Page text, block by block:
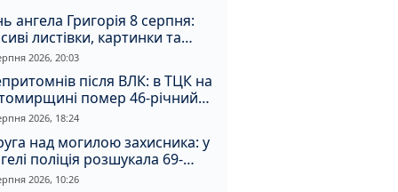
ангела Григорія 8 серпня:
листівки, картинки та
привітання
2026, 20:03
після ВЛК: в ТЦК на
помер 46-річний
2026, 18:24
над могилою захисника: у
поліція розшукала 69-
зловмисника
2026, 10:26